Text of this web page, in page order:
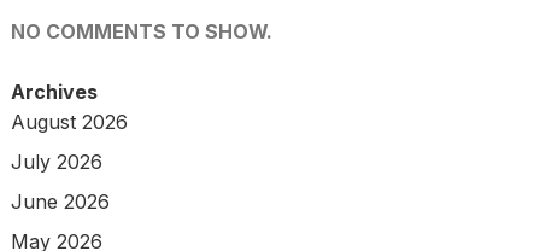
NO COMMENTS TO SHOW.
Archives
August 2026
July 2026
June 2026
May 2026